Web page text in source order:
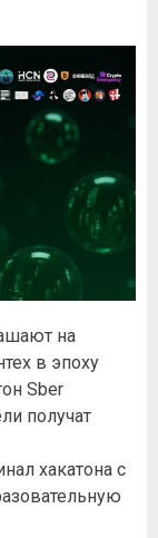
на
в эпоху
Sber
получат
хакатона с